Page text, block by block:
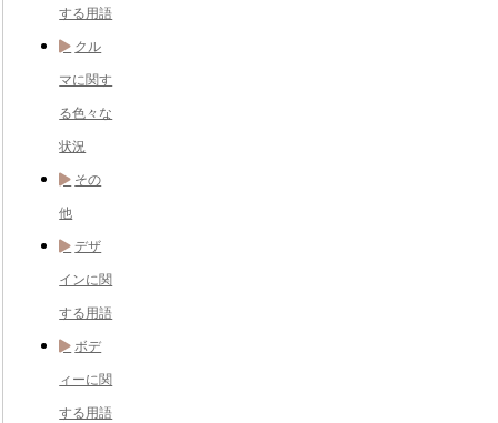
する用語
クル
マに関す
る色々な
状況
その
他
デザ
インに関
する用語
ボデ
ィーに関
する用語